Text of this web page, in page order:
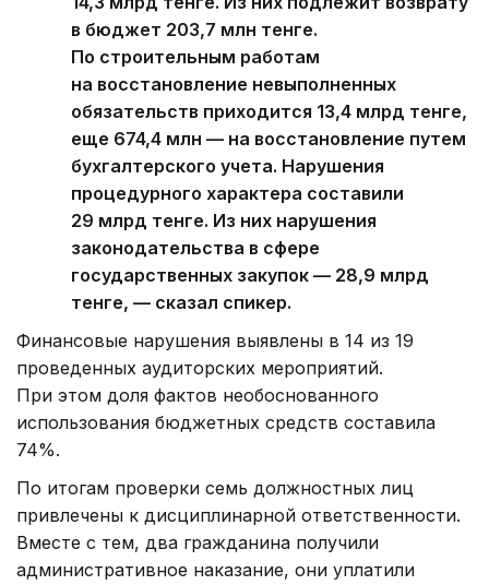
в бюджет 203,7 млн тенге.
По строительным работам
на восстановление невыполненных
обязательств приходится 13,4 млрд тенге,
еще 674,4 млн — на восстановление путем
бухгалтерского учета. Нарушения
процедурного характера составили
29 млрд тенге. Из них нарушения
законодательства в сфере
государственных закупок — 28,9 млрд
тенге, — сказал спикер.
Финансовые нарушения выявлены в 14 из 19
проведенных аудиторских мероприятий.
При этом доля фактов необоснованного
использования бюджетных средств составила
74%.
По итогам проверки семь должностных лиц
привлечены к дисциплинарной ответственности.
Вместе с тем, два гражданина получили
административное наказание, они уплатили